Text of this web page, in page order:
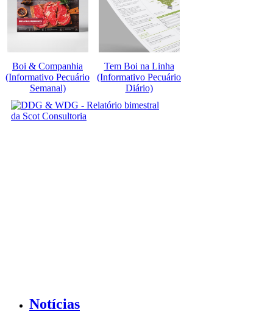
Boi & Companhia
(Informativo Pecuário
Semanal)
Tem Boi na Linha
(Informativo Pecuário
Diário)
Notícias